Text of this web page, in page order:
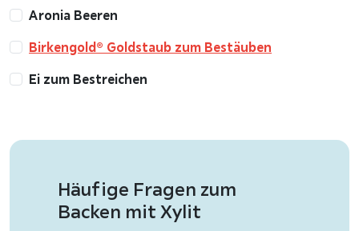
Aronia Beeren
Birkengold® Goldstaub zum Bestäuben
Ei zum Bestreichen
Häufige Fragen zum
Backen mit Xylit